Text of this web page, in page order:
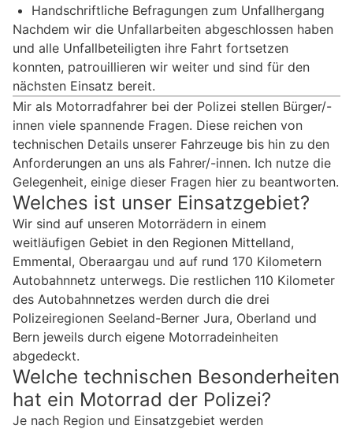
Handschriftliche Befragungen zum Unfallhergang
Nachdem wir die Unfallarbeiten abgeschlossen haben
und alle Unfallbeteiligten ihre Fahrt fortsetzen
konnten, patrouillieren wir weiter und sind für den
nächsten Einsatz bereit.
Mir als Motorradfahrer bei der Polizei stellen Bürger/-
innen viele spannende Fragen. Diese reichen von
technischen Details unserer Fahrzeuge bis hin zu den
Anforderungen an uns als Fahrer/-innen. Ich nutze die
Gelegenheit, einige dieser Fragen hier zu beantworten.
Welches ist unser Einsatzgebiet?
Wir sind auf unseren Motorrädern in einem
weitläufigen Gebiet in den Regionen Mittelland,
Emmental, Oberaargau und auf rund 170 Kilometern
Autobahnnetz unterwegs. Die restlichen 110 Kilometer
des Autobahnnetzes werden durch die drei
Polizeiregionen Seeland-Berner Jura, Oberland und
Bern jeweils durch eigene Motorradeinheiten
abgedeckt.
Welche technischen Besonderheiten
hat ein Motorrad der Polizei?
Je nach Region und Einsatzgebiet werden